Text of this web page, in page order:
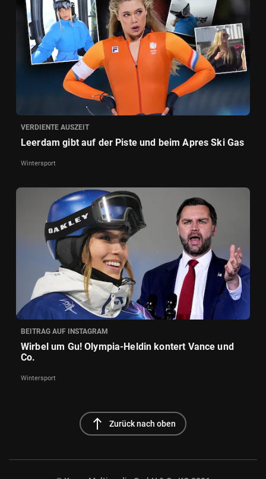
VERDIENTE AUSZEIT
Leerdam gibt auf der Piste und beim Apres Ski Gas
Wintersport
BEITRAG AUF INSTAGRAM
Wirbel um Gu! Olympia-Heldin kontert Vance und
Co.
Wintersport
north Zurück nach oben